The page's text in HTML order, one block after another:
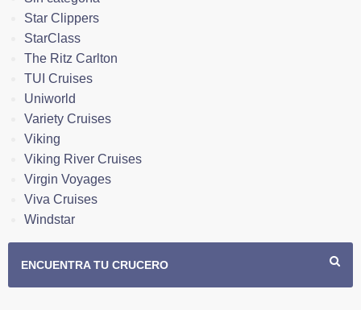
Star Clippers
StarClass
The Ritz Carlton
TUI Cruises
Uniworld
Variety Cruises
Viking
Viking River Cruises
Virgin Voyages
Viva Cruises
Windstar
ENCUENTRA TU CRUCERO